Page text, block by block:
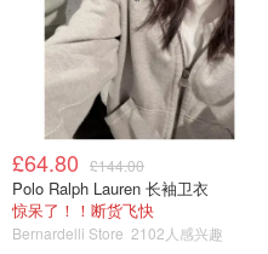
£64.80 £144.00
Polo Ralph Lauren 长袖卫衣
惊呆了！！断货飞快
Bernardelli Store 2102人感兴趣